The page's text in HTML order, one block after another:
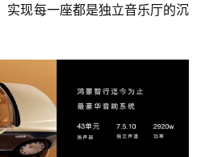
现每一座都是独立音乐厅的沉